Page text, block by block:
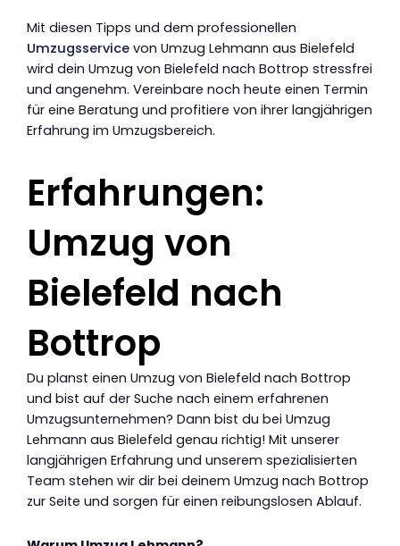
Mit diesen Tipps und dem professionellen
Umzugsservice von Umzug Lehmann aus Bielefeld
wird dein Umzug von Bielefeld nach Bottrop stressfrei
und angenehm. Vereinbare noch heute einen Termin
für eine Beratung und profitiere von ihrer langjährigen
Erfahrung im Umzugsbereich.
Erfahrungen:
Umzug von
Bielefeld nach
Bottrop
Du planst einen Umzug von Bielefeld nach Bottrop
und bist auf der Suche nach einem erfahrenen
Umzugsunternehmen? Dann bist du bei Umzug
Lehmann aus Bielefeld genau richtig! Mit unserer
langjährigen Erfahrung und unserem spezialisierten
Team stehen wir dir bei deinem Umzug nach Bottrop
zur Seite und sorgen für einen reibungslosen Ablauf.